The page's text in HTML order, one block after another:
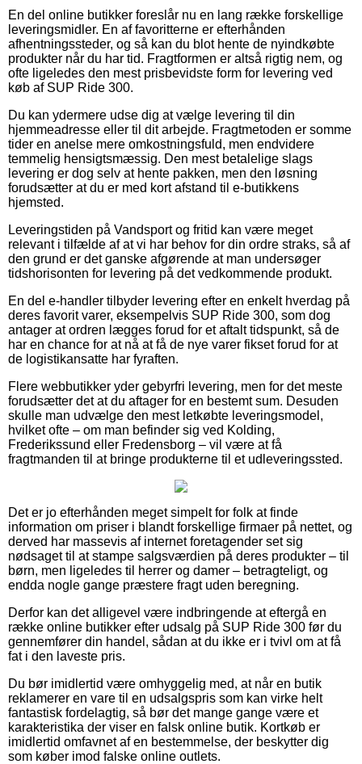
En del online butikker foreslår nu en lang række forskellige
leveringsmidler. En af favoritterne er efterhånden
afhentningssteder, og så kan du blot hente de nyindkøbte
produkter når du har tid. Fragtformen er altså rigtig nem, og
ofte ligeledes den mest prisbevidste form for levering ved
køb af SUP Ride 300.
Du kan ydermere udse dig at vælge levering til din
hjemmeadresse eller til dit arbejde. Fragtmetoden er somme
tider en anelse mere omkostningsfuld, men endvidere
temmelig hensigtsmæssig. Den mest betalelige slags
levering er dog selv at hente pakken, men den løsning
forudsætter at du er med kort afstand til e-butikkens
hjemsted.
Leveringstiden på Vandsport og fritid kan være meget
relevant i tilfælde af at vi har behov for din ordre straks, så af
den grund er det ganske afgørende at man undersøger
tidshorisonten for levering på det vedkommende produkt.
En del e-handler tilbyder levering efter en enkelt hverdag på
deres favorit varer, eksempelvis SUP Ride 300, som dog
antager at ordren lægges forud for et aftalt tidspunkt, så de
har en chance for at nå at få de nye varer fikset forud for at
de logistikansatte har fyraften.
Flere webbutikker yder gebyrfri levering, men for det meste
forudsætter det at du aftager for en bestemt sum. Desuden
skulle man udvælge den mest letkøbte leveringsmodel,
hvilket ofte – om man befinder sig ved Kolding,
Frederikssund eller Fredensborg – vil være at få
fragtmanden til at bringe produkterne til et udleveringssted.
Det er jo efterhånden meget simpelt for folk at finde
information om priser i blandt forskellige firmaer på nettet, og
derved har massevis af internet foretagender set sig
nødsaget til at stampe salgsværdien på deres produkter – til
børn, men ligeledes til herrer og damer – betragteligt, og
endda nogle gange præstere fragt uden beregning.
Derfor kan det alligevel være indbringende at eftergå en
række online butikker efter udsalg på SUP Ride 300 før du
gennemfører din handel, sådan at du ikke er i tvivl om at få
fat i den laveste pris.
Du bør imidlertid være omhyggelig med, at når en butik
reklamerer en vare til en udsalgspris som kan virke helt
fantastisk fordelagtig, så bør det mange gange være et
karakteristika der viser en falsk online butik. Kortkøb er
imidlertid omfavnet af en bestemmelse, der beskytter dig
som køber imod falske online outlets.